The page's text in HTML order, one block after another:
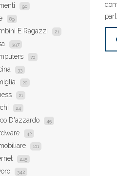
90
89
E Ragazzi 21
397
70
33
20
21
24
D'azzardo 45
42
101
245
342